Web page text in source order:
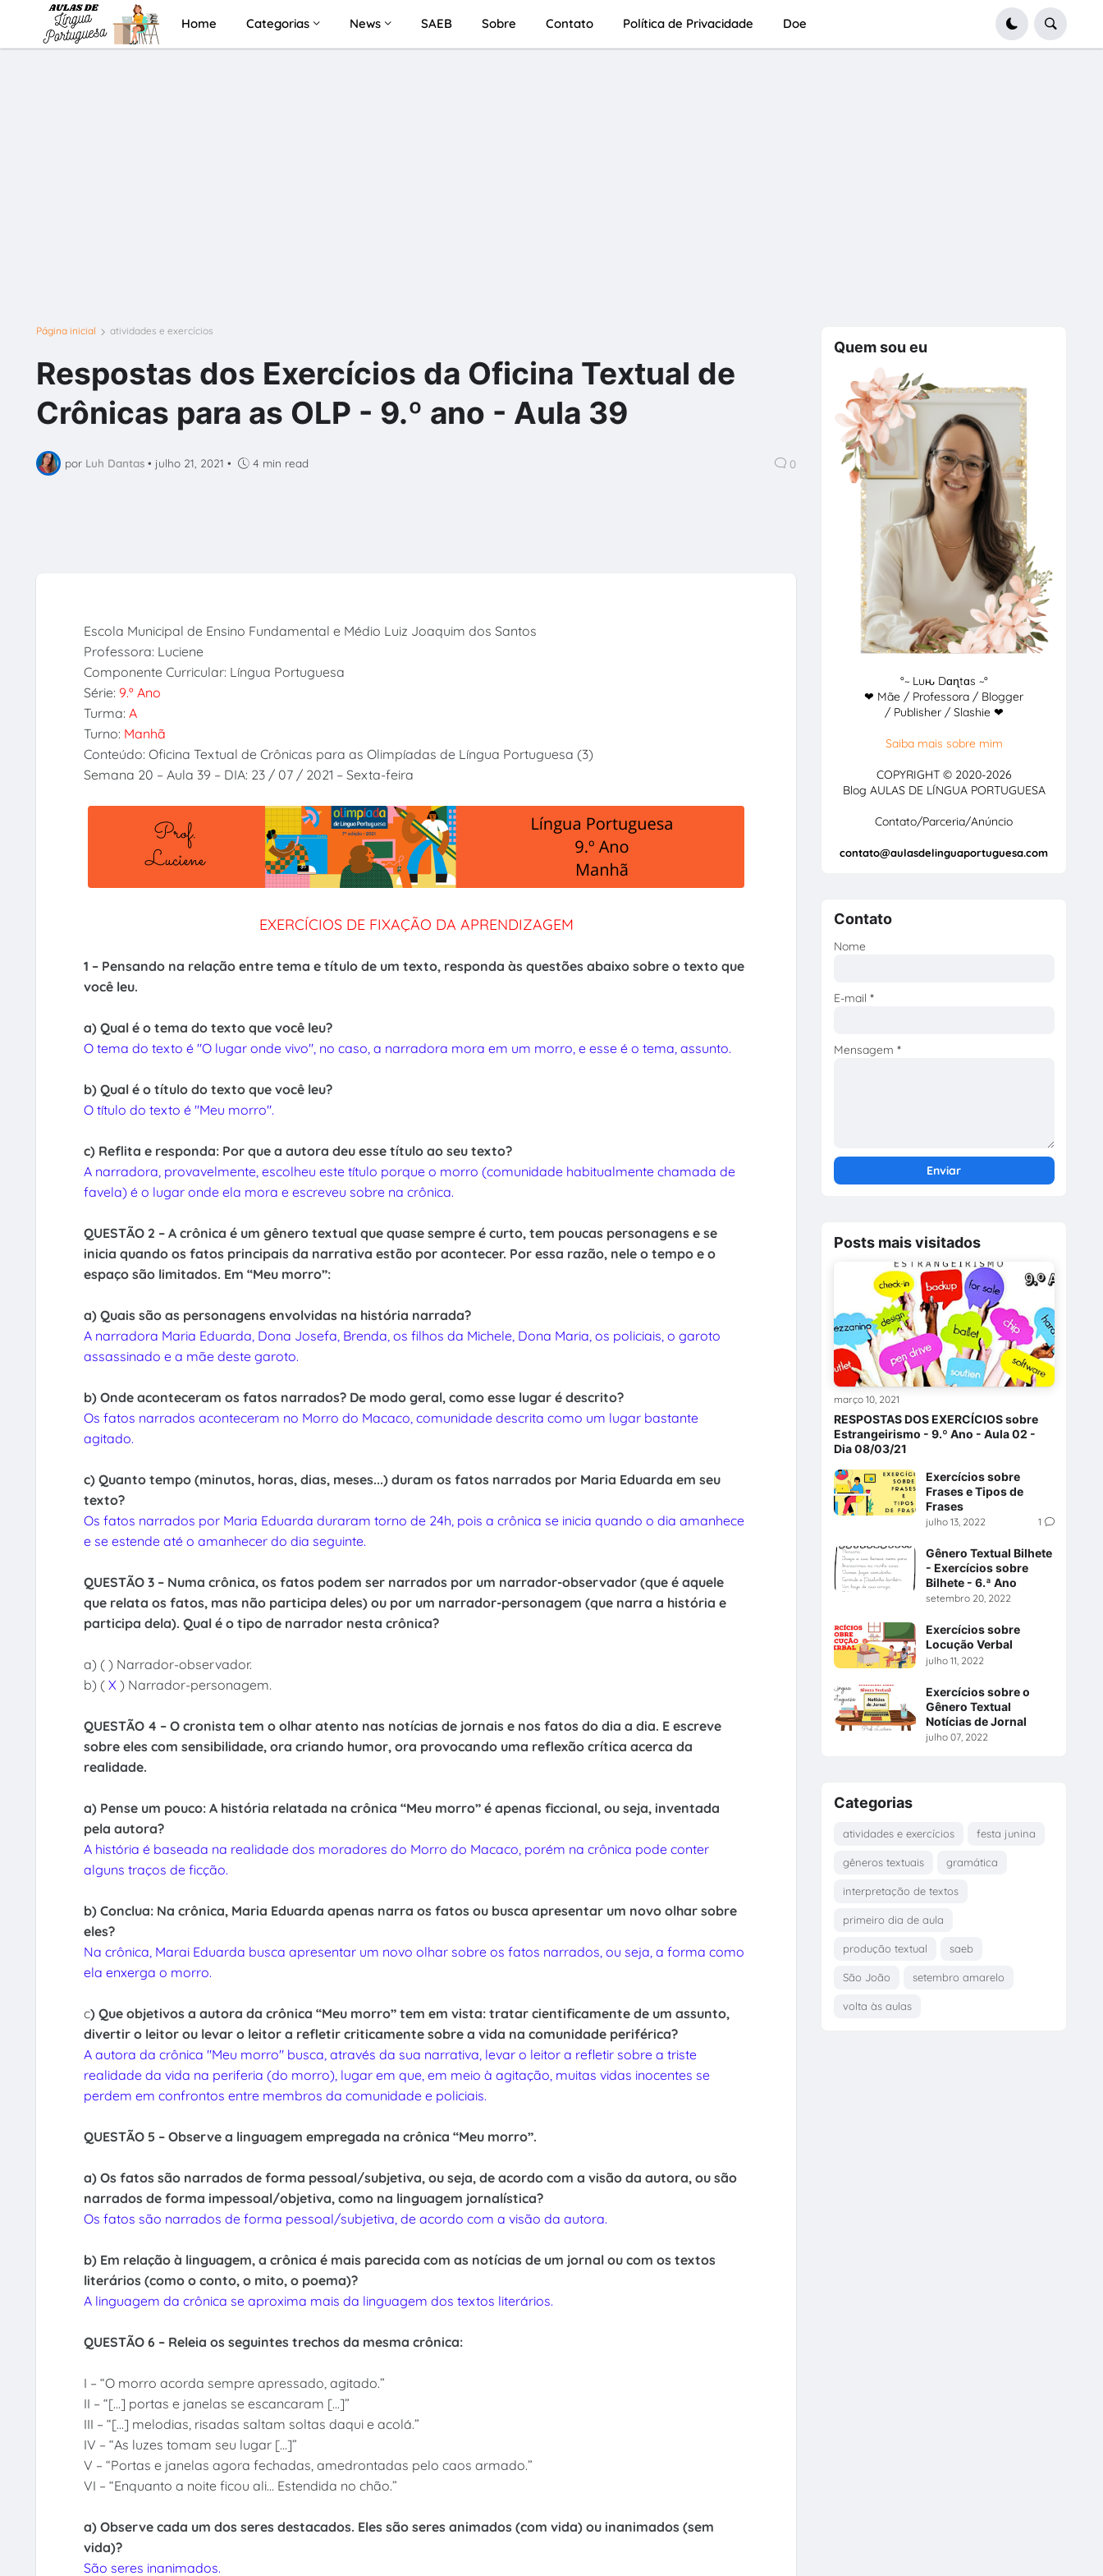
Home Categorias News SAEB Sobre Contato Política de Privacidade Doe
Página inicial atividades e exercícios
Respostas dos Exercícios da Oficina Textual de
Crônicas para as OLP - 9.º ano - Aula 39
por Luh Dantas • julho 21, 2021 • 4 min read 0
Escola Municipal de Ensino Fundamental e Médio Luiz Joaquim dos Santos
Professora: Luciene
Componente Curricular: Língua Portuguesa
Série: 9.º Ano
Turma: A
Turno: Manhã
Conteúdo: Oficina Textual de Crônicas para as Olimpíadas de Língua Portuguesa (3)
Semana 20 – Aula 39 – DIA: 23 / 07 / 2021 – Sexta-feira
EXERCÍCIOS DE FIXAÇÃO DA APRENDIZAGEM
1 – Pensando na relação entre tema e título de um texto, responda às questões abaixo sobre o texto que
você leu.
a) Qual é o tema do texto que você leu?
O tema do texto é "O lugar onde vivo", no caso, a narradora mora em um morro, e esse é o tema, assunto.
b) Qual é o título do texto que você leu?
O título do texto é "Meu morro".
c) Reflita e responda: Por que a autora deu esse título ao seu texto?
A narradora, provavelmente, escolheu este título porque o morro (comunidade habitualmente chamada de
favela) é o lugar onde ela mora e escreveu sobre na crônica.
QUESTÃO 2 – A crônica é um gênero textual que quase sempre é curto, tem poucas personagens e se
inicia quando os fatos principais da narrativa estão por acontecer. Por essa razão, nele o tempo e o
espaço são limitados. Em “Meu morro”:
a) Quais são as personagens envolvidas na história narrada?
A narradora Maria Eduarda, Dona Josefa, Brenda, os filhos da Michele, Dona Maria, os policiais, o garoto
assassinado e a mãe deste garoto.
b) Onde aconteceram os fatos narrados? De modo geral, como esse lugar é descrito?
Os fatos narrados aconteceram no Morro do Macaco, comunidade descrita como um lugar bastante
agitado.
c) Quanto tempo (minutos, horas, dias, meses...) duram os fatos narrados por Maria Eduarda em seu
texto?
Os fatos narrados por Maria Eduarda duraram torno de 24h, pois a crônica se inicia quando o dia amanhece
e se estende até o amanhecer do dia seguinte.
QUESTÃO 3 – Numa crônica, os fatos podem ser narrados por um narrador-observador (que é aquele
que relata os fatos, mas não participa deles) ou por um narrador-personagem (que narra a história e
participa dela). Qual é o tipo de narrador nesta crônica?
a) ( ) Narrador-observador.
b) ( X ) Narrador-personagem.
QUESTÃO 4 – O cronista tem o olhar atento nas notícias de jornais e nos fatos do dia a dia. E escreve
sobre eles com sensibilidade, ora criando humor, ora provocando uma reflexão crítica acerca da
realidade.
a) Pense um pouco: A história relatada na crônica “Meu morro” é apenas ficcional, ou seja, inventada
pela autora?
A história é baseada na realidade dos moradores do Morro do Macaco, porém na crônica pode conter
alguns traços de ficção.
b) Conclua: Na crônica, Maria Eduarda apenas narra os fatos ou busca apresentar um novo olhar sobre
eles?
Na crônica, Marai Eduarda busca apresentar um novo olhar sobre os fatos narrados, ou seja, a forma como
ela enxerga o morro.
c) Que objetivos a autora da crônica “Meu morro” tem em vista: tratar cientificamente de um assunto,
divertir o leitor ou levar o leitor a refletir criticamente sobre a vida na comunidade periférica?
A autora da crônica "Meu morro" busca, através da sua narrativa, levar o leitor a refletir sobre a triste
realidade da vida na periferia (do morro), lugar em que, em meio à agitação, muitas vidas inocentes se
perdem em confrontos entre membros da comunidade e policiais.
QUESTÃO 5 – Observe a linguagem empregada na crônica “Meu morro”.
a) Os fatos são narrados de forma pessoal/subjetiva, ou seja, de acordo com a visão da autora, ou são
narrados de forma impessoal/objetiva, como na linguagem jornalística?
Os fatos são narrados de forma pessoal/subjetiva, de acordo com a visão da autora.
b) Em relação à linguagem, a crônica é mais parecida com as notícias de um jornal ou com os textos
literários (como o conto, o mito, o poema)?
A linguagem da crônica se aproxima mais da linguagem dos textos literários.
QUESTÃO 6 – Releia os seguintes trechos da mesma crônica:
I – “O morro acorda sempre apressado, agitado.”
II – “[...] portas e janelas se escancaram [...]”
III – “[...] melodias, risadas saltam soltas daqui e acolá.”
IV – “As luzes tomam seu lugar [...]”
V – “Portas e janelas agora fechadas, amedrontadas pelo caos armado.”
VI – “Enquanto a noite ficou ali… Estendida no chão.”
a) Observe cada um dos seres destacados. Eles são seres animados (com vida) ou inanimados (sem
vida)?
São seres inanimados.
Quem sou eu
°~ Luԋ Dɑɳtɑs ~°
❤ Mãe / Professora / Blogger
/ Publisher / Slashie ❤
Saiba mais sobre mim
COPYRIGHT © 2020-2026
Blog AULAS DE LÍNGUA PORTUGUESA
Contato/Parceria/Anúncio
contato@aulasdelinguaportuguesa.com
Contato
Nome
E-mail *
Mensagem *
Posts mais visitados
RESPOSTAS DOS EXERCÍCIOS sobre
Estrangeirismo - 9.º Ano - Aula 02 -
Dia 08/03/21
março 10, 2021
Exercícios sobre
Frases e Tipos de
Frases
julho 13, 2022 1
Gênero Textual Bilhete
- Exercícios sobre
Bilhete - 6.ª Ano
setembro 20, 2022
Exercícios sobre
Locução Verbal
julho 11, 2022
Exercícios sobre o
Gênero Textual
Notícias de Jornal
julho 07, 2022
Categorias
atividades e exercícios festa junina
gêneros textuais gramática
interpretação de textos
primeiro dia de aula
produção textual saeb
São João setembro amarelo
volta às aulas